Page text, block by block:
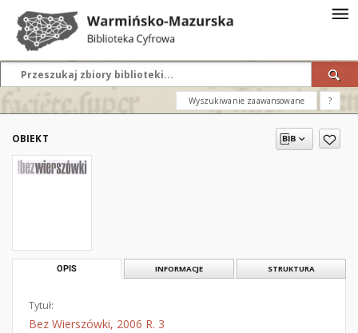
Wyszukiwanie zaawansowane ?
OBIEKT
OPIS INFORMACJE STRUKTURA
Tytuł:
Bez Wierszówki, 2006 R. 3